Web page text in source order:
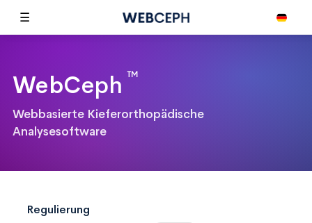
☰
WebCeph ™
Webbasierte Kieferorthopädische
Analysesoftware
Regulierung